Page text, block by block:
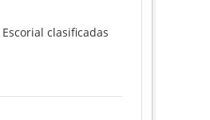
clasificadas